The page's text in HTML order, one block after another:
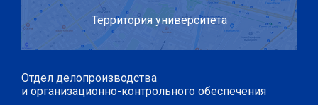
Территория университета
Отдел делопроизводства
и организационно-контрольного обеспечения